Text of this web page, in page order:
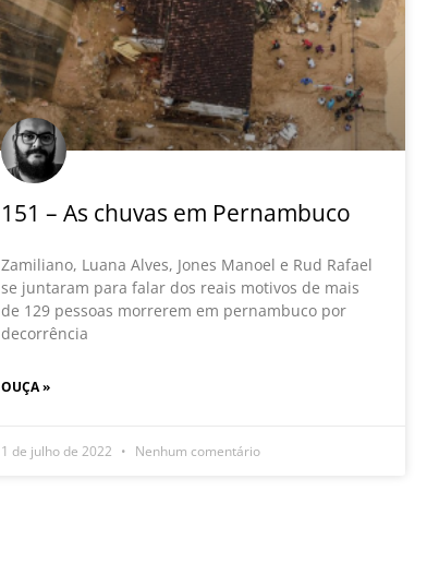
151 – As chuvas em Pernambuco
Zamiliano, Luana Alves, Jones Manoel e Rud Rafael
se juntaram para falar dos reais motivos de mais
de 129 pessoas morrerem em pernambuco por
decorrência
OUÇA »
1 de julho de 2022 Nenhum comentário